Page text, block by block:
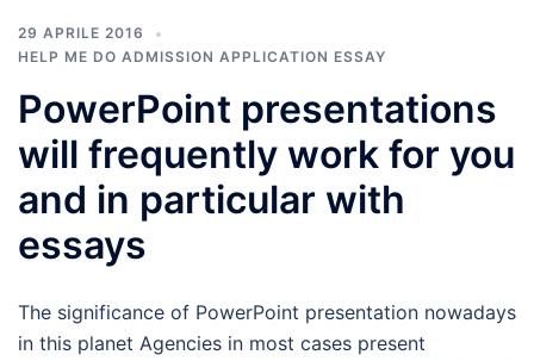
29 APRILE 2016
HELP ME DO ADMISSION APPLICATION ESSAY
PowerPoint presentations
will frequently work for you
and in particular with
essays
The significance of PowerPoint presentation nowadays
in this planet Agencies in most cases present